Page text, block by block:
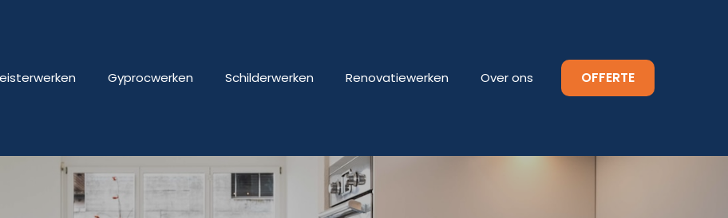
Gyprocwerken Schilderwerken Renovatiewerken Over ons OFFERTE